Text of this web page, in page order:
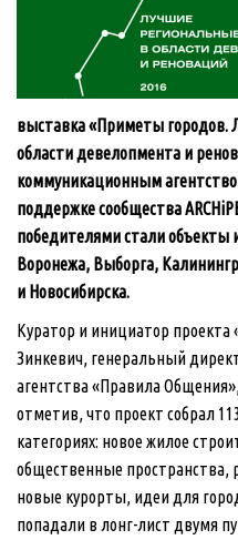
выставка «Приметы городов.
области девелопмента и
коммуникационным
поддержке сообщества
победителями стали объекты
Воронежа, Выборга,
и Новосибирска.
Куратор и инициатор
Зинкевич, генеральный
агентства «Правила
отметив, что проект собрал
категориях: новое жилое
общественные пространства,
новые курорты, идеи для
попадали в лонг-лист двумя